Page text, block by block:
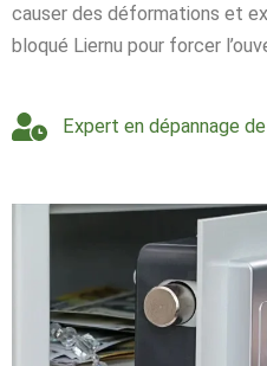
causer des déformations et
bloqué Liernu pour forcer
Expert en dépannage